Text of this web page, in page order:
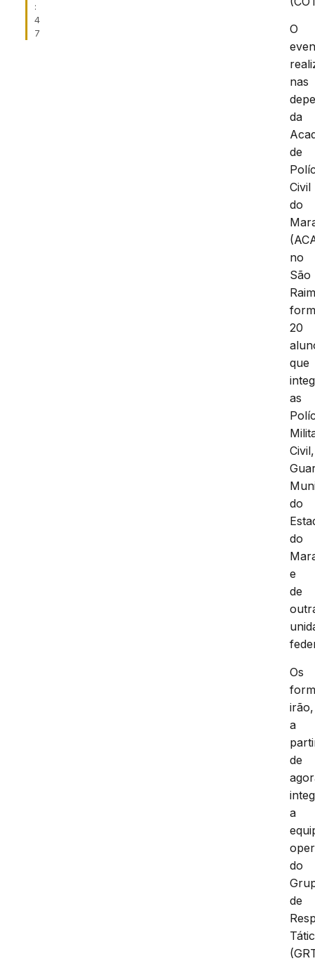
:
4
7
O
nas
da
de
Civil
do
no
São
20
que
as
Civil,
do
do
e
de
Os
irão,
a
de
a
do
de